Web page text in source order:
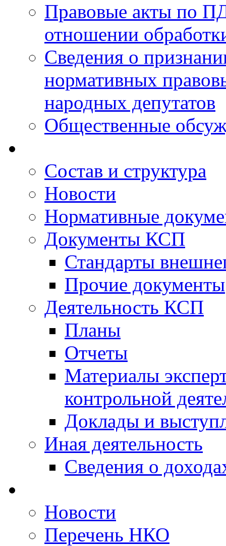
Правовые акты по
отношении
Сведения о
нормативных
народных депутатов
Общественные
Состав и структура
Новости
Нормативные
Документы КСП
Стандарты
Прочие документы
Деятельность КСП
Планы
Отчеты
Материалы
контрольной
Доклады и
Иная деятельность
Сведения о
Новости
Перечень НКО